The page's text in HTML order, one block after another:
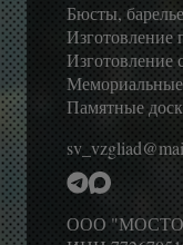
Бюсты,
Изготовление
Памятные
ООО